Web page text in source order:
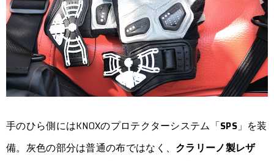
手のひら側にはKNOXのプロテクターシステム「SPS」を装
備。灰色の部分は普通の布ではなく、 クラリーノ製レザ